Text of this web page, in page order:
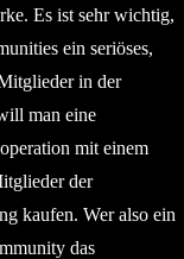
Es ist sehr wichtig,
ein seriöses,
in der
man eine
mit einem
der
kaufen. Wer also ein
das